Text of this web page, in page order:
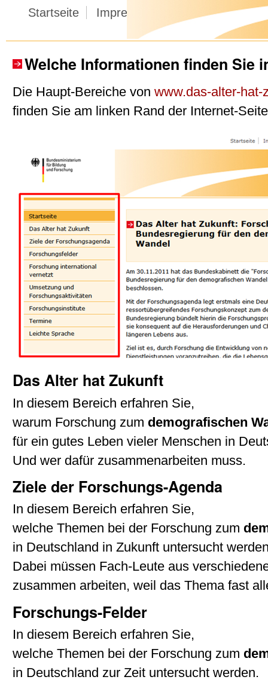
Startseite Impressum Datenschutz
Welche Informationen finden Sie
Die Haupt-Bereiche vonwww.das-alter-hat-
finden Sie am linken Rand der Internet-
Das Alter hat Zukunft
In diesem Bereich erfahren Sie,
warum Forschung zum demografischen
für ein gutes Leben vieler Menschen in
Und wer dafür zusammenarbeiten muss.
Ziele der Forschungs-Agenda
In diesem Bereich erfahren Sie,
welche Themen bei der Forschung zum
in Deutschland in Zukunft untersucht
Dabei müssen Fach-Leute aus
zusammen arbeiten, weil das Thema fast
Forschungs-Felder
In diesem Bereich erfahren Sie,
welche Themen bei der Forschung zum
in Deutschland zur Zeit untersucht werden.